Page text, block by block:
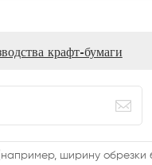
крафт-бумаги